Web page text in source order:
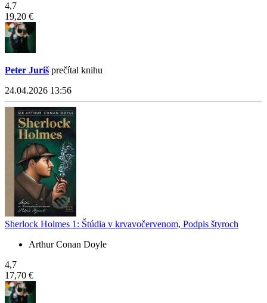
4,7
19,20 €
Peter Juriš prečítal knihu
24.04.2026 13:56
Sherlock Holmes 1: Štúdia v krvavočervenom, Podpis štyroch
Arthur Conan Doyle
4,7
17,70 €